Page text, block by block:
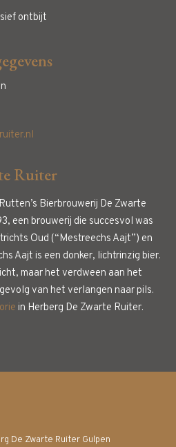
ontbijt
Ruiter
Bierbrouwerij De Zwarte
een brouwerij die succesvol was
Oud (“Mestreechs Aajt”) en
Aajt is een donker, lichtrinzig bier.
maar het verdween aan het
van het verlangen naar pils.
in Herberg De Zwarte Ruiter.
De Zwarte Ruiter Gulpen